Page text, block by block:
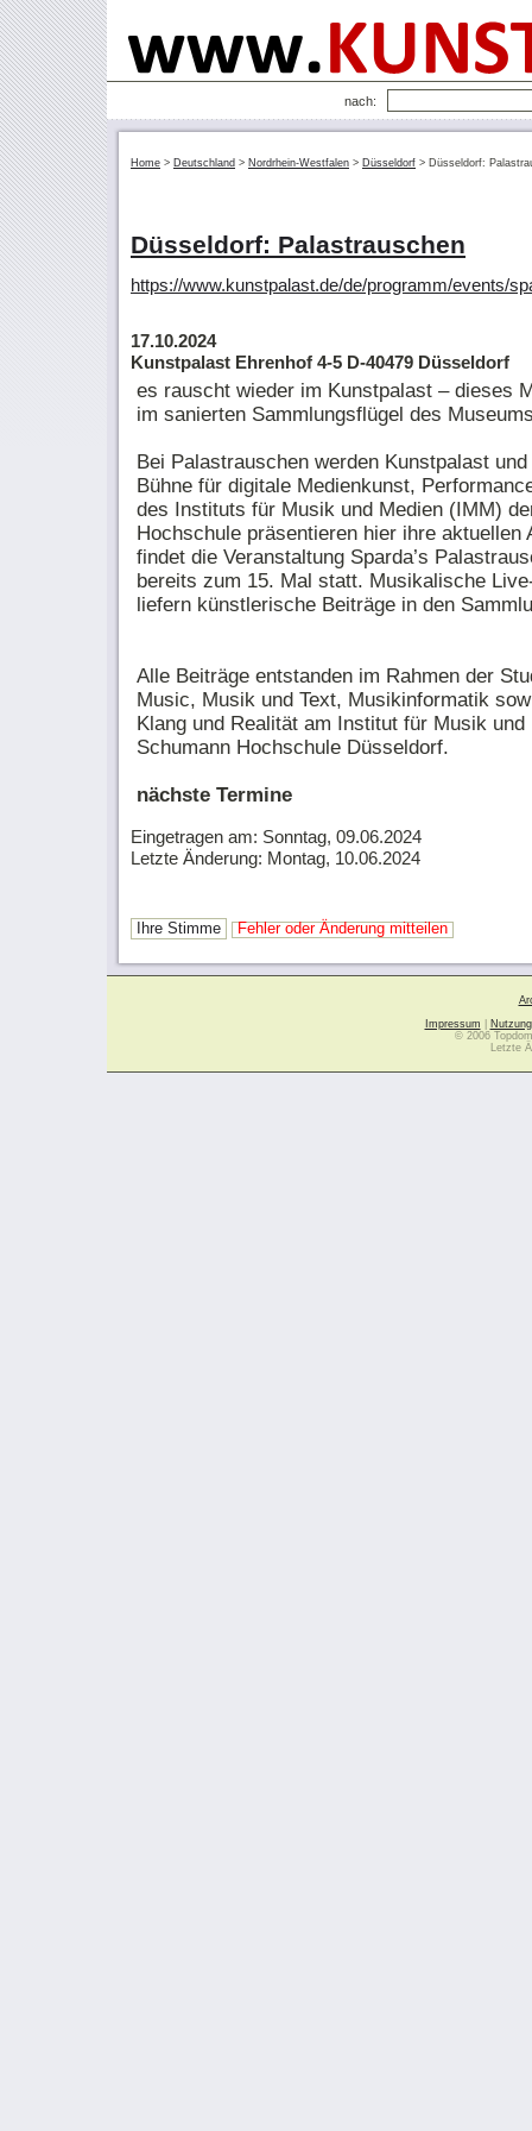
nach:
Home > Deutschland > Nordrhein-Westfalen > Düsseldorf > Düsseldorf:
Düsseldorf: Palastrauschen
https://www.kunstpalast.de/de/programm/events/
17.10.2024
Kunstpalast Ehrenhof 4-5 D-40479 Düsseldorf
es rauscht wieder im Kunstpalast – dieses
im sanierten Sammlungsflügel des
Bei Palastrauschen werden Kunstpalast
Bühne für digitale Medienkunst,
des Instituts für Musik und Medien (IMM)
Hochschule präsentieren hier ihre aktuellen
findet die Veranstaltung Sparda’s
bereits zum 15. Mal statt. Musikalische
liefern künstlerische Beiträge in den
Alle Beiträge entstanden im Rahmen der
Music, Musik und Text, Musikinformatik
Klang und Realität am Institut für Musik und
Schumann Hochschule Düsseldorf.
nächste Termine
Eingetragen am: Sonntag, 09.06.2024
Letzte Änderung: Montag, 10.06.2024
Ihre Stimme Fehler oder Änderung mitteilen
Impressum
© 2006
Letzte